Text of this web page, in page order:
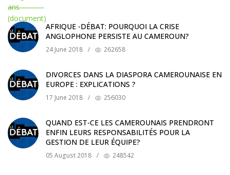
AFRIQUE -DÉBAT: POURQUOI LA CRISE
ANGLOPHONE PERSISTE AU CAMEROUN?
24 June 2018 / 262658
DIVORCES DANS LA DIASPORA CAMEROUNAISE EN
EUROPE : EXPLICATIONS ?
17 June 2018 / 256030
QUAND EST-CE LES CAMEROUNAIS PRENDRONT
ENFIN LEURS RESPONSABILITÉS POUR LA
GESTION DE LEUR ÉQUIPE?
05 August 2018 / 248542